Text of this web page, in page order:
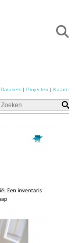
Datasets| Projecten | Kaarten